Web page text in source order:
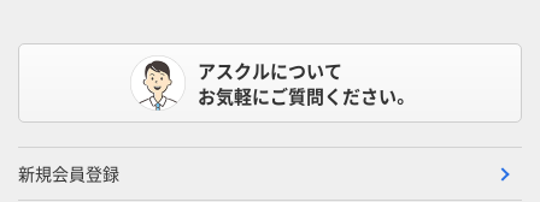
アスクルについて
お気軽にご質問ください。
新規会員登録